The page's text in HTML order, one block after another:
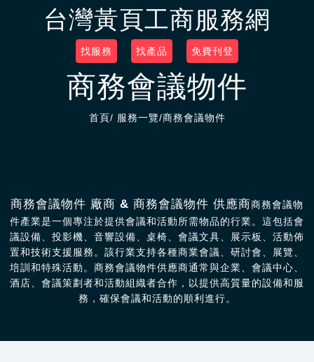
台灣黃頁工商服務網
找服務 找產品 免費刊登
商務會議物件
首頁/ 服務一覽/商務會議物件
商務會議物件 廠商 & 商務會議物件 供應商商務會議物
件產業是一個專注於提供會議和活動所需物品的行業。這包括會
議設備、投影機、音響設備、桌椅、會議文具、展示板、活動佈
置和技術支援服務。該行業支持各種商業會議、研討會、展覽、
培訓和特殊活動。商務會議物件供應商通常與企業、會議中心、
酒店、會議策劃者和活動組織者合作，以提供高質量的設備和服
務，確保會議和活動的順利進行。